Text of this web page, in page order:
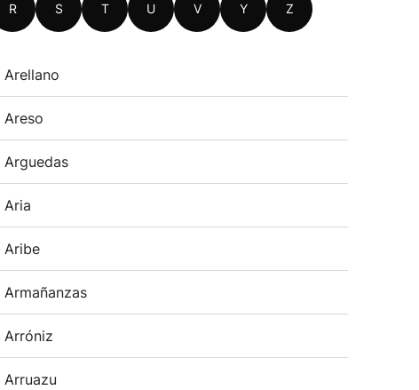
R S T U V Y Z
Arellano
Areso
Arguedas
Aria
Aribe
Armañanzas
Arróniz
Arruazu